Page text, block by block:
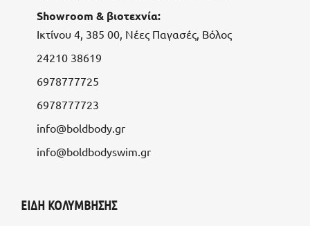
Showroom & βιοτεχνία:
Ικτίνου 4, 385 00, Νέες Παγασές, Βόλος
24210 38619
6978777725
6978777723
info@boldbody.gr
info@boldbodyswim.gr
ΕΙΔΗ ΚΟΛΥΜΒΗΣΗΣ